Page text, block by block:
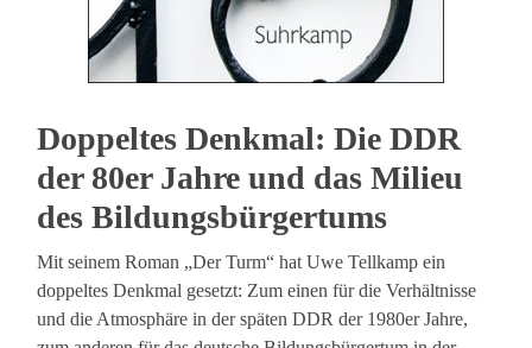
Doppeltes Denkmal: Die DDR
der 80er Jahre und das Milieu
des Bildungsbürgertums
Mit seinem Roman „Der Turm“ hat Uwe Tellkamp ein
doppeltes Denkmal gesetzt: Zum einen für die Verhältnisse
und die Atmosphäre in der späten DDR der 1980er Jahre,